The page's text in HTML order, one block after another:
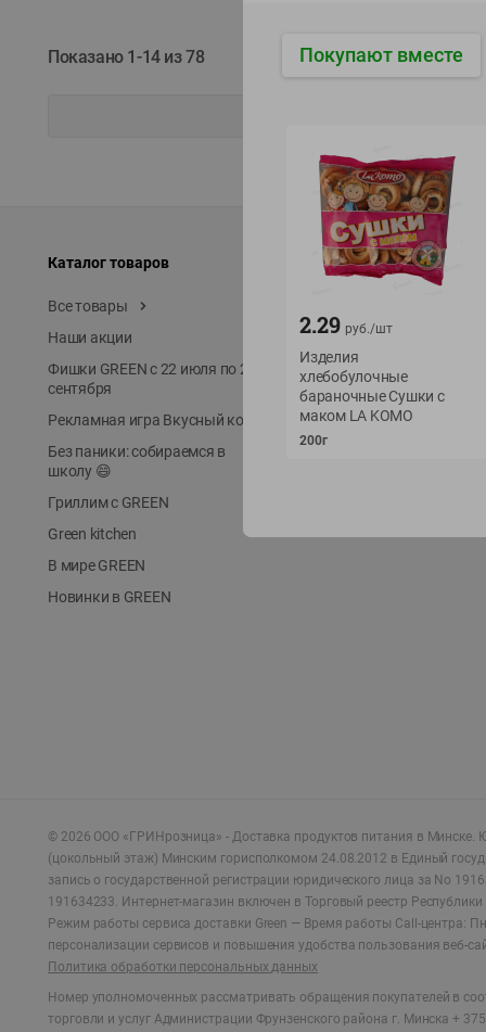
Показано 1-14 из 78
Каталог товаров
Все товары
Наши акции
Фишки GREEN с 22 июля по 22
сентября
Рекламная игра Вкусный код
Без паники: собираемся в
школу 😄
Гриллим с GREEN
Green kitchen
В мире GREEN
Новинки в GREEN
Специально для вас
Местное известное
ЭКОлиния
Prime Steak
Собственное пр-во
© 2026 ООО «ГРИНрозница» - Доставка продуктов питания в Минске.
(цокольный этаж) Минским горисполкомом 24.08.2012 в Единый
запись о государственной регистрации юридического лица за No
191634233. Интернет-магазин включен в Торговый реестр
Режим работы сервиса доставки Green — Время работы Call-центра:
персонализации сервисов и повышения удобства пользования веб-
Политика обработки персональных данных
Номер уполномоченных рассматривать обращения покупателей в
торговли и услуг Администрации Фрунзенского района г. Минска +
Покупают вместе
2.29 руб./шт
Изделия
хлебобулочные
бараночные Сушки с
маком LA KOMO
200г